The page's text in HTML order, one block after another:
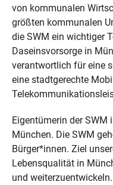
von kommunalen
größten kommunalen
die SWM ein wichtiger
Daseinsvorsorge in
verantwortlich für eine
eine stadtgerechte
Eigentümerin der
München. Die SWM
Bürger*innen. Ziel
Lebensqualität in
und